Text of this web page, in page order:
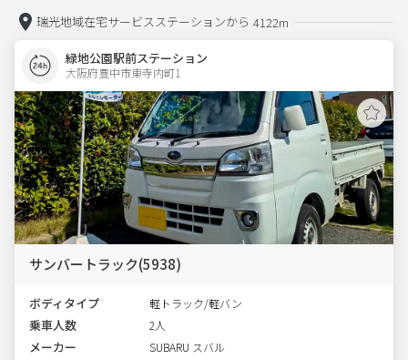
瑞光地域在宅サービスステーションから 4122m
緑地公園駅前ステーション
大阪府豊中市東寺内町1
サンバートラック(5938)
ボディタイプ 軽トラック/軽バン
乗車人数 2人
メーカー SUBARU スバル